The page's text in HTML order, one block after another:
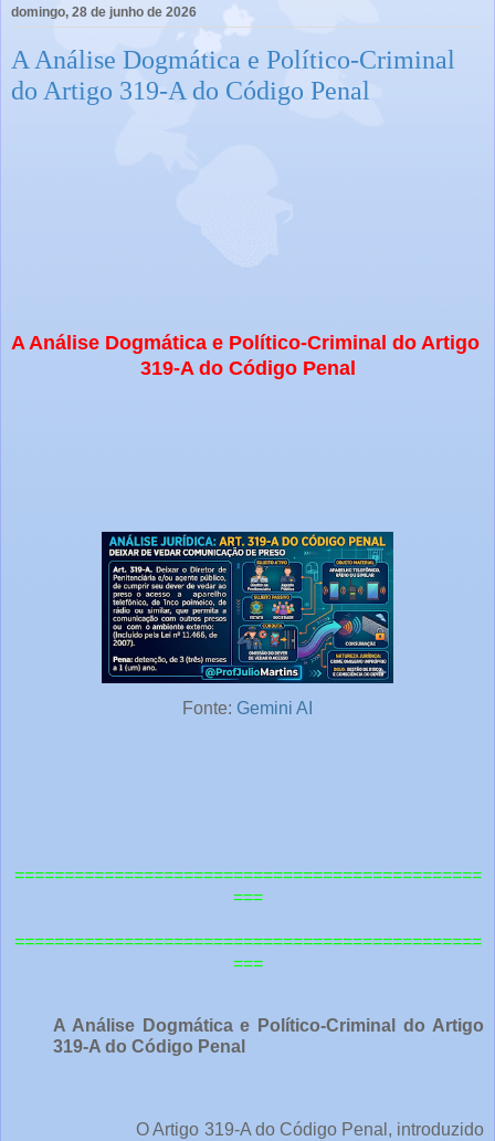
domingo, 28 de junho de 2026
A Análise Dogmática e Político-Criminal
do Artigo 319-A do Código Penal
A Análise Dogmática e Político-Criminal do Artigo
319-A do Código Penal
Fonte: Gemini AI
===============================================
===
===============================================
===
A Análise Dogmática e Político-Criminal do Artigo
319-A do Código Penal
O Artigo 319-A do Código Penal, introduzido